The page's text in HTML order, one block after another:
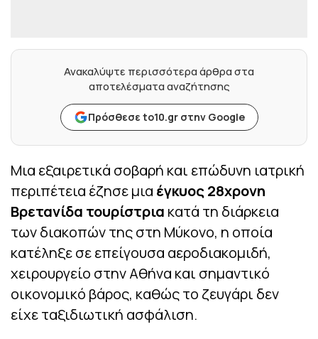
Ανακαλύψτε περισσότερα άρθρα στα
αποτελέσματα αναζήτησης
Πρόσθεσε to10.gr στην Google
Μια εξαιρετικά σοβαρή και επώδυνη ιατρική
περιπέτεια έζησε μια έγκυος 28χρονη
Βρετανίδα τουρίστρια κατά τη διάρκεια
των διακοπών της στη Μύκονο, η οποία
κατέληξε σε επείγουσα αεροδιακομιδή,
χειρουργείο στην Αθήνα και σημαντικό
οικονομικό βάρος, καθώς το ζευγάρι δεν
είχε ταξιδιωτική ασφάλιση.